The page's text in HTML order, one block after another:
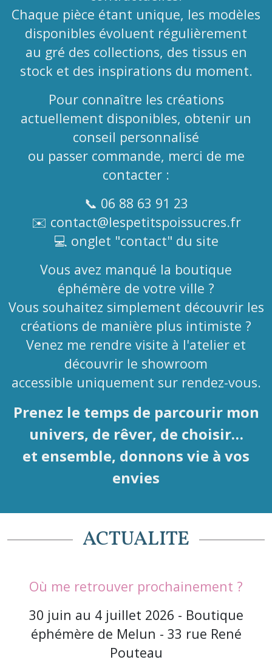
Chaque pièce étant unique, les modèles
disponibles évoluent régulièrement
au gré des collections, des tissus en
stock et des inspirations du moment.
Pour connaître les créations
actuellement disponibles, obtenir un
conseil personnalisé
ou passer commande, merci de me
contacter :
📞 06 88 63 91 23
✉️ contact@lespetitspoissucres.fr
💻 onglet "contact" du site
Vous avez manqué la boutique
éphémère de votre ville ?
Vous souhaitez simplement découvrir les
créations de manière plus intimiste ?
Venez me rendre visite à l'atelier et
découvrir le showroom
accessible uniquement sur rendez-vous.
Prenez le temps de parcourir mon
univers, de rêver, de choisir…
et ensemble, donnons vie à vos
envies
ACTUALITE
Où me retrouver prochainement ?
30 juin au 4 juillet 2026 - Boutique
éphémère de Melun - 33 rue René
Pouteau